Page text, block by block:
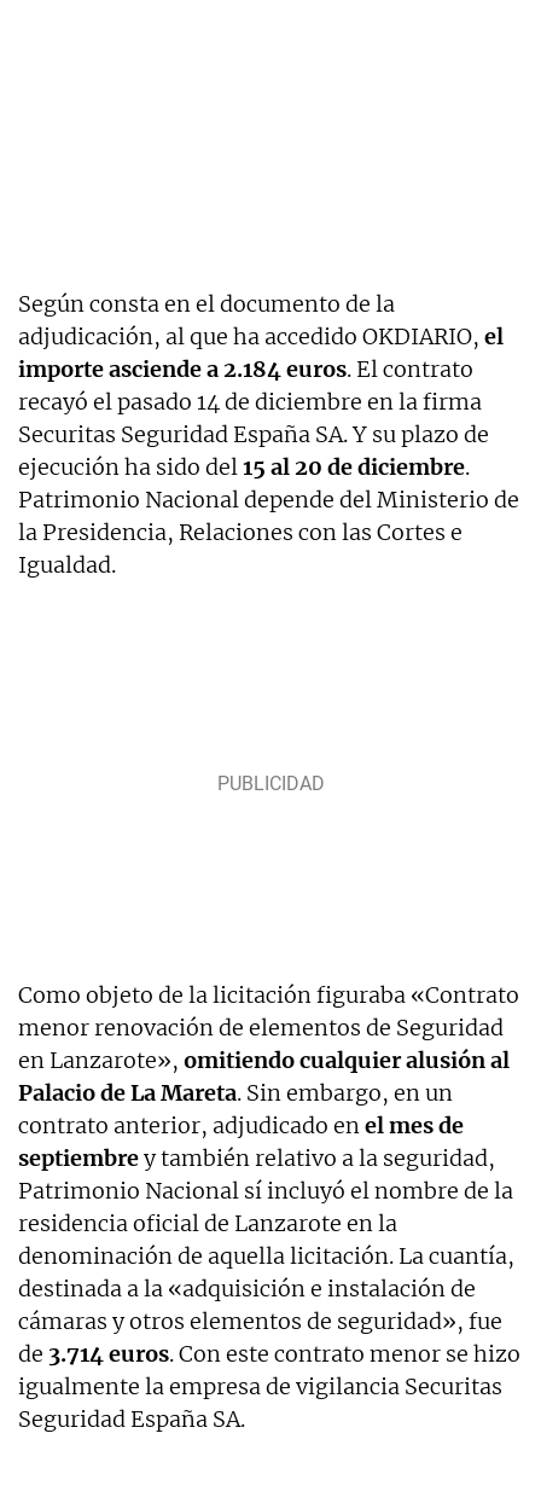
Según consta en el documento de la
adjudicación, al que ha accedido OKDIARIO, el
importe asciende a 2.184 euros. El contrato
recayó el pasado 14 de diciembre en la firma
Securitas Seguridad España SA. Y su plazo de
ejecución ha sido del15 al 20 de diciembre.
Patrimonio Nacional depende del Ministerio de
la Presidencia, Relaciones con las Cortes e
Igualdad.
Como objeto de la licitación figuraba «Contrato
menor renovación de elementos de Seguridad
en Lanzarote», omitiendo cualquier alusión al
Palacio de La Mareta. Sin embargo, en un
contrato anterior, adjudicado enel mes de
septiembrey también relativo a la seguridad,
Patrimonio Nacional sí incluyó el nombre de la
residencia oficial de Lanzarote en la
denominación de aquella licitación. La cuantía,
destinada a la «adquisición e instalación de
cámaras y otros elementos de seguridad», fue
de 3.714 euros. Con este contrato menor se hizo
igualmente la empresa de vigilancia Securitas
Seguridad España SA.